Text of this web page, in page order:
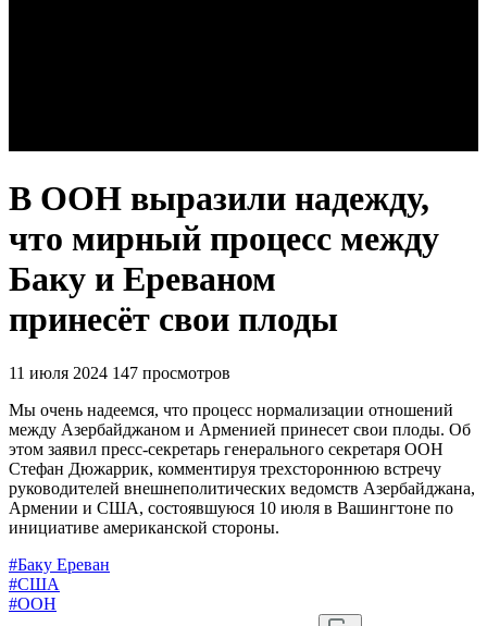
В ООН выразили надежду,
что мирный процесс между
Баку и Ереваном
принесёт свои плоды
11 июля 2024 147 просмотров
Мы очень надеемся, что процесс нормализации отношений
между Азербайджаном и Арменией принесет свои плоды. Об
этом заявил пресс-секретарь генерального секретаря ООН
Стефан Дюжаррик, комментируя трехстороннюю встречу
руководителей внешнеполитических ведомств Азербайджана,
Армении и США, состоявшуюся 10 июля в Вашингтоне по
инициативе американской стороны.
#Баку Ереван
#США
#ООН